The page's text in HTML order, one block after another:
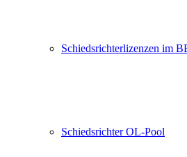
Schiedsrichterlizenzen im
Schiedsrichter OL-Pool